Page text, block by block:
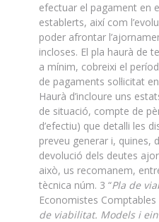
efectuar el pagament en
establerts, així com
poder afrontar
incloses. El pla haurà de
a mínim, cobreixi el
de pagaments sol·licitat
Haurà d’incloure uns
de situació, compte de
d’efectiu) que detalli les
preveu generar i, quines,
devolució dels deutes
això, us recomanem,
tècnica núm. 3 “Pla de
Economistes Comptables
de viabilitat. Models i